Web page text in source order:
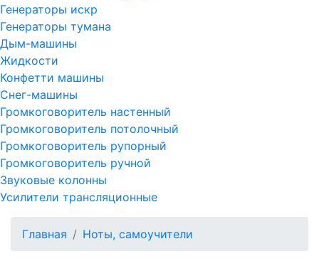
Генераторы искр
Генераторы тумана
Дым-машины
Жидкости
Конфетти машины
Снег-машины
Громкоговоритель настенный
Громкоговоритель потолочный
Громкоговоритель рупорный
Громкоговоритель ручной
Звуковые колонны
Усилители трансляционные
Главная Ноты, самоучители